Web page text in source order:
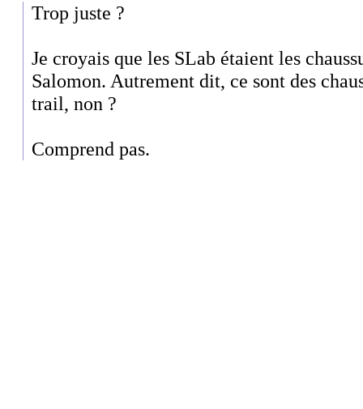
Trop juste ?
Je croyais que les SLab étaient les
Salomon. Autrement dit, ce sont des
trail, non ?
Comprend pas.